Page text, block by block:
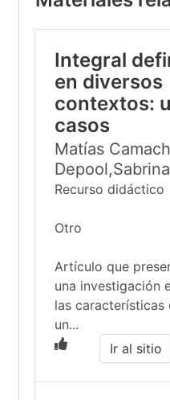
Integral
en diversos
contextos:
casos
Matías
Recurso didáctico
Otro
Artículo que
una investigación
las características
un...
Ir al sitio